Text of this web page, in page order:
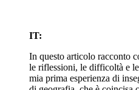
IT:
In questo articolo racconto
le riflessioni, le difficoltà e
mia prima esperienza di